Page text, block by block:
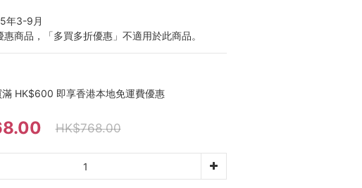
年3-9月
惠商品，「多買多折優惠」不適用於此商品。
HK$600 即享香港本地免運費優惠
HK$768.00